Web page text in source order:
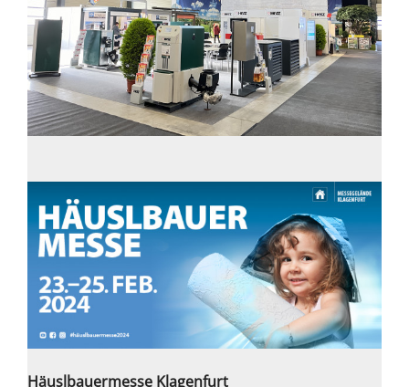
Häuslbauermesse Klagenfurt